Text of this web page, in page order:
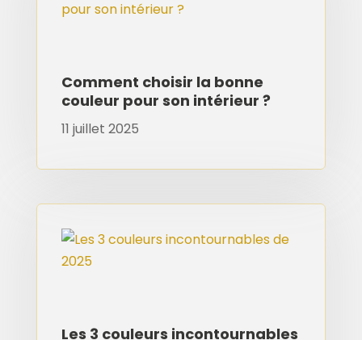
Comment choisir la bonne
couleur pour son intérieur ?
11 juillet 2025
Les 3 couleurs incontournables